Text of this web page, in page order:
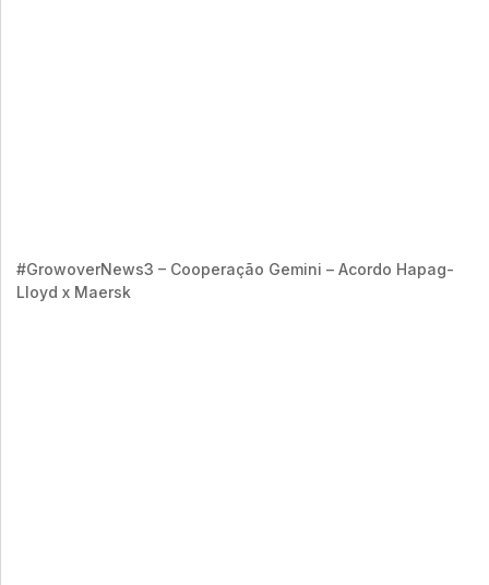
#GrowoverNews3 – Cooperação Gemini – Acordo Hapag-
Lloyd x Maersk